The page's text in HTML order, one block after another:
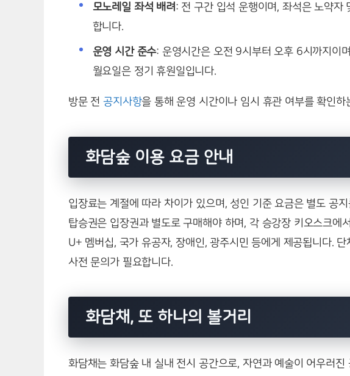
모노레일 좌석 배려: 전 구간 입석 운행이며, 좌석은 노약자
합니다.
운영 시간 준수: 운영시간은 오전 9시부터 오후 6시까지이
월요일은 정기 휴원일입니다.
방문 전공지사항을 통해 운영 시간이나 임시 휴관 여부를 확인하
화담숲 이용 요금 안내
입장료는 계절에 따라 차이가 있으며, 성인 기준 요금은 별도 공
탑승권은 입장권과 별도로 구매해야 하며, 각 승강장 키오스크에
U+ 멤버십, 국가 유공자, 장애인, 광주시민 등에게 제공됩니다.
사전 문의가 필요합니다.
화담채, 또 하나의 볼거리
화담채는 화담숲 내 실내 전시 공간으로, 자연과 예술이 어우러